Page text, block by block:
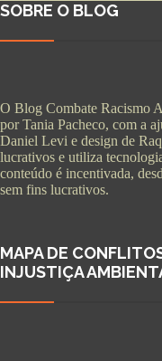
SOBRE O BLOG
O Blog Combate Racismo
por Tania Pacheco, com a
Daniel Levi e design de
lucrativos e utiliza
conteúdo é incentivada,
sem fins lucrativos.
MAPA DE
INJUSTIÇA